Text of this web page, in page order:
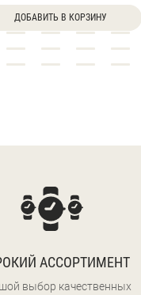
ДОБАВИТЬ В КОРЗИНУ
АССОРТИМЕНТ
выбор качественных